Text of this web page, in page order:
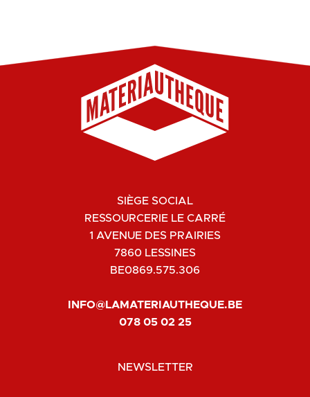
SIÈGE SOCIAL
RESSOURCERIE LE CARRÉ
1 AVENUE DES PRAIRIES
7860 LESSINES
BE0869.575.306
INFO@LAMATERIAUTHEQUE.BE
078 05 02 25
NEWSLETTER